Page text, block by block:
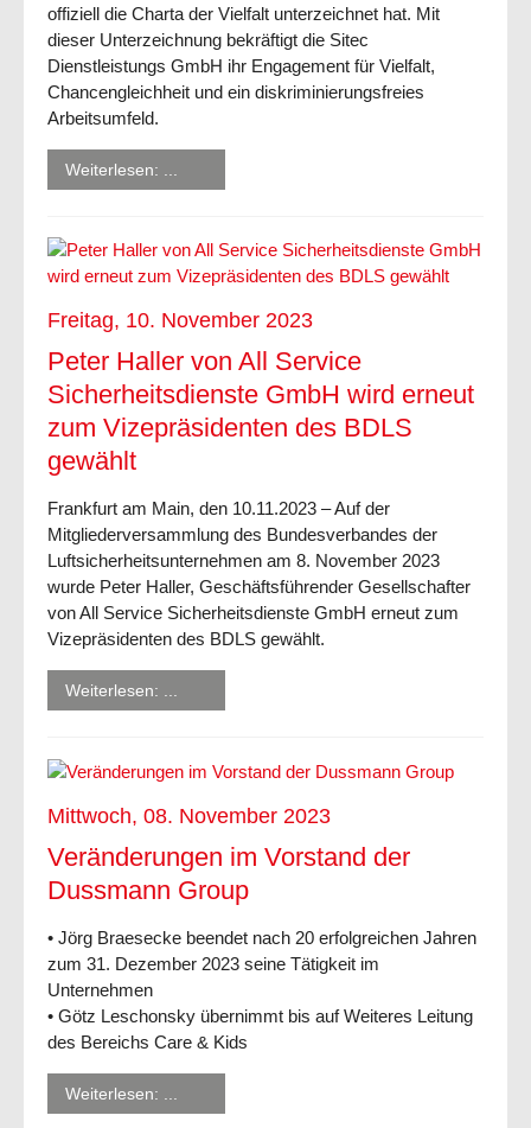
offiziell die Charta der Vielfalt unterzeichnet hat. Mit
dieser Unterzeichnung bekräftigt die Sitec
Dienstleistungs GmbH ihr Engagement für Vielfalt,
Chancengleichheit und ein diskriminierungsfreies
Arbeitsumfeld.
Weiterlesen: ...
Freitag, 10. November 2023
Peter Haller von All Service
Sicherheitsdienste GmbH wird erneut
zum Vizepräsidenten des BDLS
gewählt
Frankfurt am Main, den 10.11.2023 – Auf der
Mitgliederversammlung des Bundesverbandes der
Luftsicherheitsunternehmen am 8. November 2023
wurde Peter Haller, Geschäftsführender Gesellschafter
von All Service Sicherheitsdienste GmbH erneut zum
Vizepräsidenten des BDLS gewählt.
Weiterlesen: ...
Mittwoch, 08. November 2023
Veränderungen im Vorstand der
Dussmann Group
• Jörg Braesecke beendet nach 20 erfolgreichen Jahren
zum 31. Dezember 2023 seine Tätigkeit im
Unternehmen
• Götz Leschonsky übernimmt bis auf Weiteres Leitung
des Bereichs Care & Kids
Weiterlesen: ...